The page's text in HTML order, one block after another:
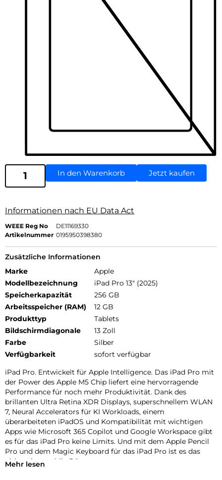
In den Warenkorb Jetzt kaufen
Informationen nach EU Data Act
WEEE Reg No
DE11169330
Artikelnummer 0195950398380
Zusätzliche Informationen
Marke
Apple
Modellbezeichnung
iPad Pro 13" (2025)
Speicherkapazität
256 GB
Arbeitsspeicher (RAM)
12 GB
Produkttyp
Tablets
Bildschirmdiagonale
13 Zoll
Farbe
Silber
Verfügbarkeit
sofort verfügbar
iPad Pro. Entwickelt für Apple Intelligence. Das iPad Pro mit
der Power des Apple M5 Chip liefert eine hervorragende
Performance für noch mehr Produktivität. Dank des
brillanten Ultra Retina XDR Displays, superschnellem WLAN
7, Neural Accelerators für KI Workloads, einem
überarbeiteten iPadOS und Kompatibilität mit wichtigen
Apps wie Microsoft 365 Copilot und Google Workspace gibt
es für das iPad Pro keine Limits. Und mit dem Apple Pencil
Pro und dem Magic Keyboard für das iPad Pro ist es das
ultimative mobile Büro.
Mehr lesen